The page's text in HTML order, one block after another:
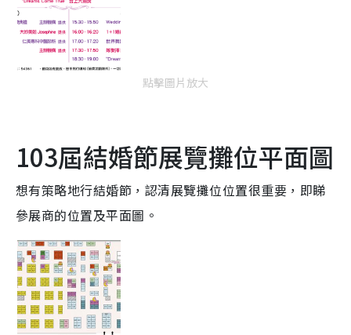
點擊圖片放大
103屆結婚節展覽攤位平面圖
想有策略地行結婚節，認清展覽攤位位置很重要，即睇
參展商的位置及平面圖。